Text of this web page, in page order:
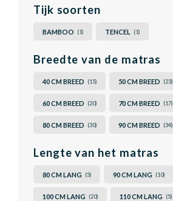
Tijk soorten
BAMBOO (1) TENCEL (1)
Breedte van de matras
40 CM BREED (15) 50 CM BREED (23)
60 CM BREED (20) 70 CM BREED (17)
80 CM BREED (30) 90 CM BREED (34)
Lengte van het matras
80 CM LANG (5) 90 CM LANG (10)
100 CM LANG (20) 110 CM LANG (5)